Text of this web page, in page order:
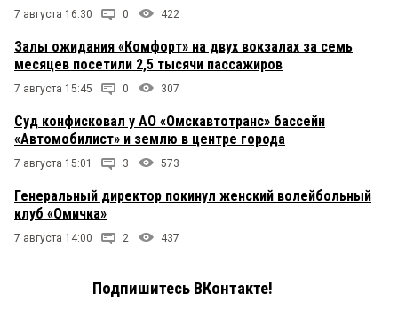
7 августа 16:30 0 422
Залы ожидания «Комфорт» на двух вокзалах за семь
месяцев посетили 2,5 тысячи пассажиров
7 августа 15:45 0 307
Суд конфисковал у АО «Омскавтотранс» бассейн
«Автомобилист» и землю в центре города
7 августа 15:01 3 573
Генеральный директор покинул женский волейбольный
клуб «Омичка»
7 августа 14:00 2 437
Подпишитесь ВКонтакте!